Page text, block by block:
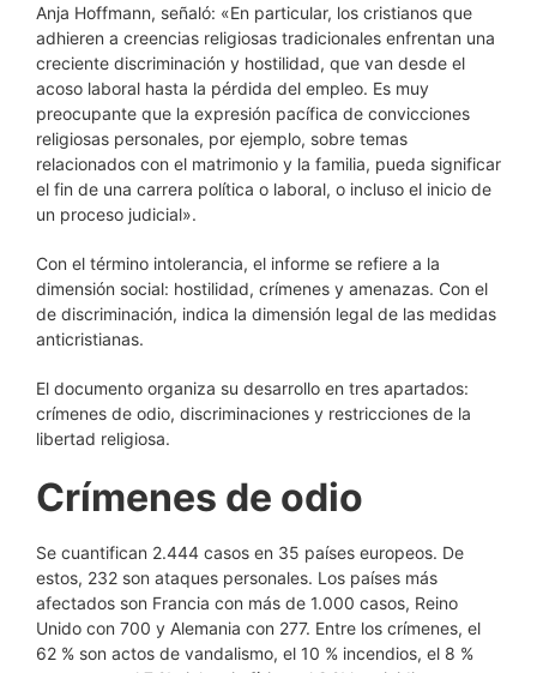
Anja Hoffmann, señaló: «En particular, los cristianos que
adhieren a creencias religiosas tradicionales enfrentan una
creciente discriminación y hostilidad, que van desde el
acoso laboral hasta la pérdida del empleo. Es muy
preocupante que la expresión pacífica de convicciones
religiosas personales, por ejemplo, sobre temas
relacionados con el matrimonio y la familia, pueda significar
el fin de una carrera política o laboral, o incluso el inicio de
un proceso judicial».
Con el término intolerancia, el informe se refiere a la
dimensión social: hostilidad, crímenes y amenazas. Con el
de discriminación, indica la dimensión legal de las medidas
anticristianas.
El documento organiza su desarrollo en tres apartados:
crímenes de odio, discriminaciones y restricciones de la
libertad religiosa.
Crímenes de odio
Se cuantifican 2.444 casos en 35 países europeos. De
estos, 232 son ataques personales. Los países más
afectados son Francia con más de 1.000 casos, Reino
Unido con 700 y Alemania con 277. Entre los crímenes, el
62 % son actos de vandalismo, el 10 % incendios, el 8 %